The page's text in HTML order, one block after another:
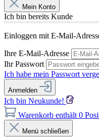
Mein Konto
Ich bin bereits Kunde
Einloggen mit E-Mail-
Ihre E-Mail-Adresse
Ihr Passwort
Ich habe mein Passwort
Anmelden
Ich bin Neukunde!
Warenkorb enthält 0
Menü schließen